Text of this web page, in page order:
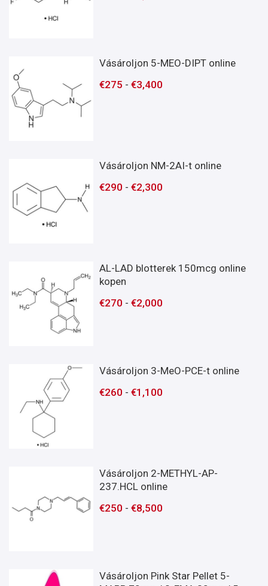
Vásároljon 5-MEO-DIPT online
€275 -€3,400
Vásároljon NM-2AI-t online
€290 -€2,300
AL-LAD blotterek 150mcg online
kopen
€270 -€2,000
Vásároljon 3-MeO-PCE-t online
€260 -€1,100
Vásároljon 2-METHYL-AP-
237.HCL online
€250 -€8,500
Vásároljon Pink Star Pellet 5-